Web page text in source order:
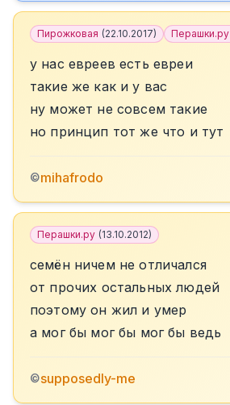
Пирожковая (22.10.2017) Перашки.ру
у нас евреев есть евреи
такие же как и у вас
ну может не совсем такие
но принцип тот же что и тут
©mihafrodo
Перашки.ру (13.10.2012)
семён ничем не отличался
от прочих остальных людей
поэтому он жил и умер
а мог бы мог бы мог бы ведь
©supposedly-me